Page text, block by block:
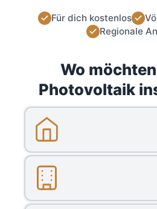
Für dich kostenlos
Regionale
Wo
Photovoltaik